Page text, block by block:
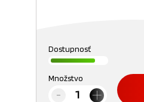
Dostupnosť
Množstvo